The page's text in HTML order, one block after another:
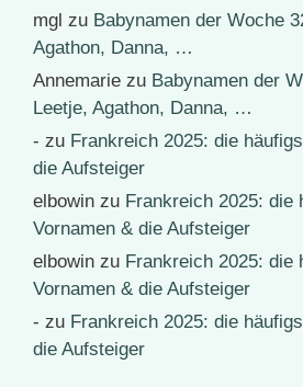
mgl zu Babynamen der Woche
Agathon, Danna, …
Annemarie zu Babynamen der
Leetje, Agathon, Danna, …
- zu Frankreich 2025: die
die Aufsteiger
elbowin zu Frankreich 2025: die
Vornamen & die Aufsteiger
elbowin zu Frankreich 2025: die
Vornamen & die Aufsteiger
- zu Frankreich 2025: die
die Aufsteiger